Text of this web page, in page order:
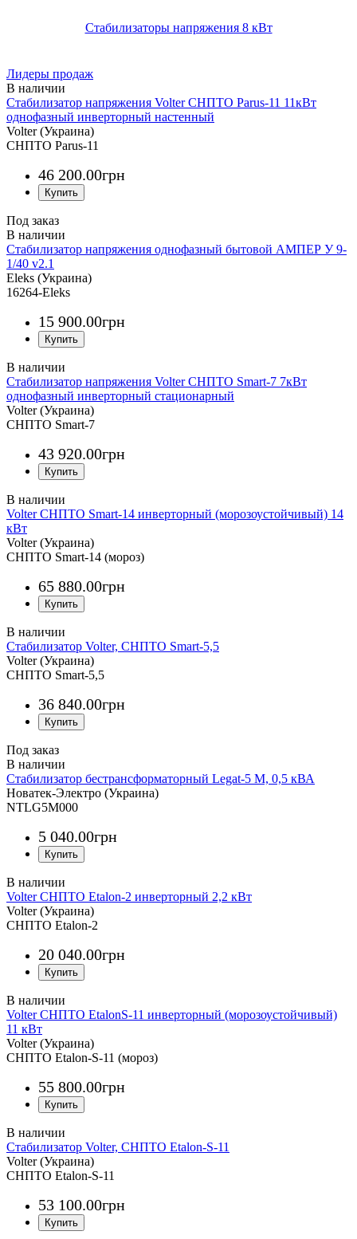
Стабилизаторы напряжения 8 кВт
Лидеры продаж
Стабилизатор напряжения Volter СНПТО Parus-11 11кВт
однофазный инверторный настенный
Volter (Украина)
СНПТО Parus-11
46 200.00грн
Под заказ
Стабилизатор напряжения однофазный бытовой АМПЕР У 9-
1/40 v2.1
Eleks (Украина)
16264-Eleks
15 900.00грн
Стабилизатор напряжения Volter СНПТО Smart-7 7кВт
однофазный инверторный стационарный
Volter (Украина)
СНПТО Smart-7
43 920.00грн
Volter СНПТО Smart-14 инверторный (морозоустойчивый) 14
кВт
Volter (Украина)
СНПТО Smart-14 (мороз)
65 880.00грн
Стабилизатор Volter, СНПТО Smart-5,5
Volter (Украина)
СНПТО Smart-5,5
36 840.00грн
Под заказ
Стабилизатор бестрансформаторный Legat-5 М, 0,5 кВА
Новатек-Электро (Украина)
NTLG5M000
5 040.00грн
Volter СНПТО Etalon-2 инверторный 2,2 кВт
Volter (Украина)
СНПТО Etalon-2
20 040.00грн
Volter СНПТО EtalonS-11 инверторный (морозоустойчивый)
11 кВт
Volter (Украина)
СНПТО Etalon-S-11 (мороз)
55 800.00грн
Стабилизатор Volter, СНПТО Etalon-S-11
Volter (Украина)
СНПТО Etalon-S-11
53 100.00грн